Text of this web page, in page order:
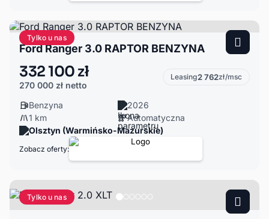
Tylko u nas
Ford Ranger 3.0 RAPTOR BENZYNA
332 100 zł
270 000 zł netto
Leasing2 762zł/msc
Benzyna
2026
1 km
Automatyczna
Olsztyn (Warmińsko-Mazurskie)
Zobacz oferty:
Tylko u nas